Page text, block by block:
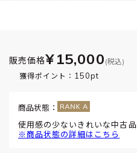
販売価格¥15,000 (税込)
獲得ポイント： 150pt
商品状態：
使用感の少ないきれいな中古品
※商品状態の詳細はこちら